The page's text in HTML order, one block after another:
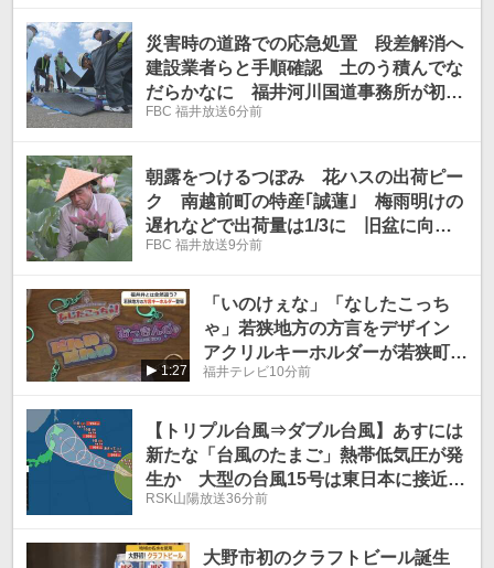
災害時の道路での応急処置 段差解消へ
建設業者らと手順確認 土のう積んでな
だらかなに 福井河川国道事務所が初め
て訓練実施
FBC 福井放送6分前
朝露をつけるつぼみ 花ハスの出荷ピー
ク 南越前町の特産｢誠蓮｣ 梅雨明けの
遅れなどで出荷量は1/3に 旧盆に向け
て県内や関西方面に
FBC 福井放送9分前
1:27
「いのけぇな」「なしたこっち
ゃ」若狭地方の方言をデザイン
アクリルキーホルダーが若狭町の
道の駅に登場 5種類どれが出る
福井テレビ10分前
【トリプル台風⇒ダブル台風】あすには
新たな「台風のたまご」熱帯低気圧が発
生か 大型の台風15号は東日本に接近
か...大型で強い台風13号は?雨・風シミ
日午後7時10分】
RSK山陽放送36分前
大野市初のクラフトビール誕生